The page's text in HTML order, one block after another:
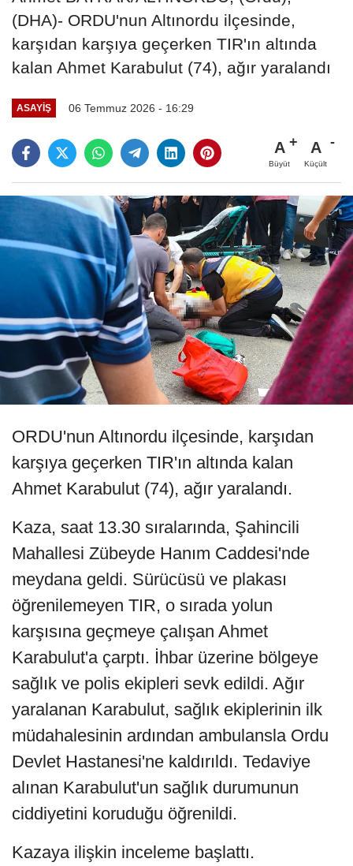
(DHA)- ORDU'nun Altınordu ilçesinde,
karşıdan karşıya geçerken TIR'ın altında
kalan Ahmet Karabulut (74), ağır yaralandı
ASAYIŞ 06 Temmuz 2026 - 16:29
A
Büyüt
A
Küçült
ORDU'nun Altınordu ilçesinde, karşıdan
karşıya geçerken TIR'ın altında kalan
Ahmet Karabulut (74), ağır yaralandı.
Kaza, saat 13.30 sıralarında, Şahincili
Mahallesi Zübeyde Hanım Caddesi'nde
meydana geldi. Sürücüsü ve plakası
öğrenilemeyen TIR, o sırada yolun
karşısına geçmeye çalışan Ahmet
Karabulut'a çarptı. İhbar üzerine bölgeye
sağlık ve polis ekipleri sevk edildi. Ağır
yaralanan Karabulut, sağlık ekiplerinin ilk
müdahalesinin ardından ambulansla Ordu
Devlet Hastanesi'ne kaldırıldı. Tedaviye
alınan Karabulut'un sağlık durumunun
ciddiyetini koruduğu öğrenildi.
Kazaya ilişkin inceleme başlattı.